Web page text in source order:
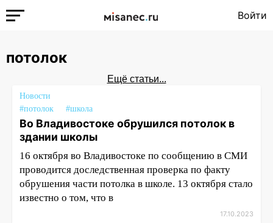
Войти
потолок
Ещё статьи...
Новости
#потолок
#школа
Во Владивостоке обрушился потолок в
здании школы
16 октября во Владивостоке по сообщению в СМИ
проводится доследственная проверка по факту
обрушения части потолка в школе. 13 октября стало
известно о том, что в
17.10.2023